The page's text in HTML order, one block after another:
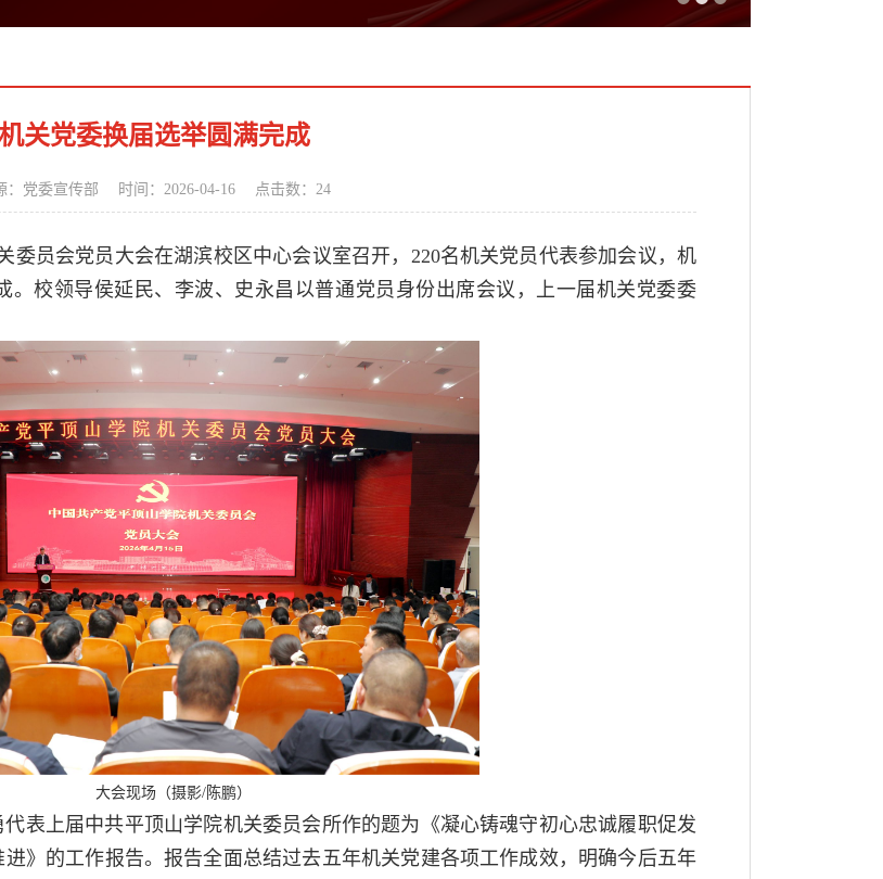
关党委换届选举圆满完成
：党委宣传部 时间：2026-04-16 点击数： 24
委员会党员大会在湖滨校区中心会议室召开，220名机关党员代表参加会议，机
。校领导侯延民、李波、史永昌以普通党员身份出席会议，上一届机关党委委
大会现场（摄影/陈鹏）
表上届中共平顶山学院机关委员会所作的题为《凝心铸魂守初心忠诚履职促发
》的工作报告。报告全面总结过去五年机关党建各项工作成效，明确今后五年